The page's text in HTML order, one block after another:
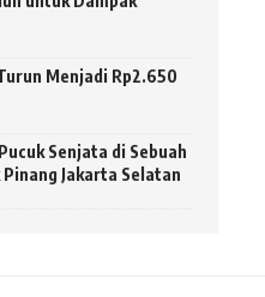
Menjadi Rp2.650
Senjata di Sebuah
Jakarta Selatan